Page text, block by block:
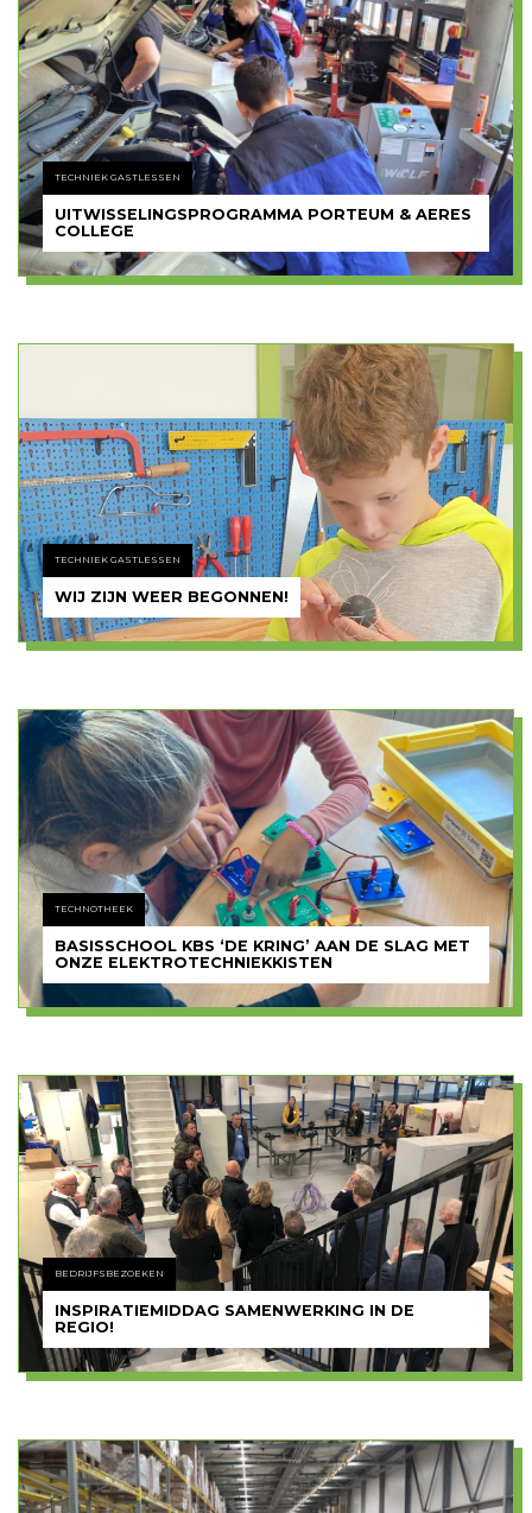
TECHNIEK GASTLESSEN
UITWISSELINGSPROGRAMMA PORTEUM & AERES
COLLEGE
TECHNIEK GASTLESSEN
WIJ ZIJN WEER BEGONNEN!
TECHNOTHEEK
BASISSCHOOL KBS ‘DE KRING’ AAN DE SLAG MET
ONZE ELEKTROTECHNIEKKISTEN
BEDRIJFSBEZOEKEN
INSPIRATIEMIDDAG SAMENWERKING IN DE
REGIO!